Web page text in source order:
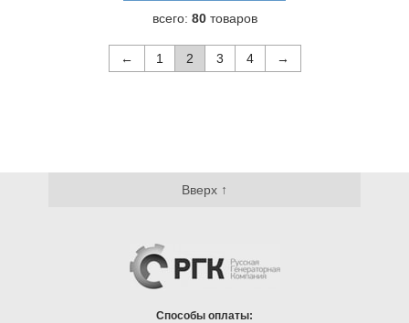
всего: 80товаров
← 1 2 3 4 →
Вверх ↑
Способы оплаты: